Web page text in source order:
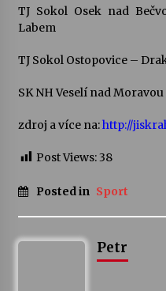
TJ Sokol Osek nad
Labem
TJ Sokol Ostopovice –
SK NH Veselí nad
zdroj a více na:http://
Post Views:38
Posted in Sport
Petr